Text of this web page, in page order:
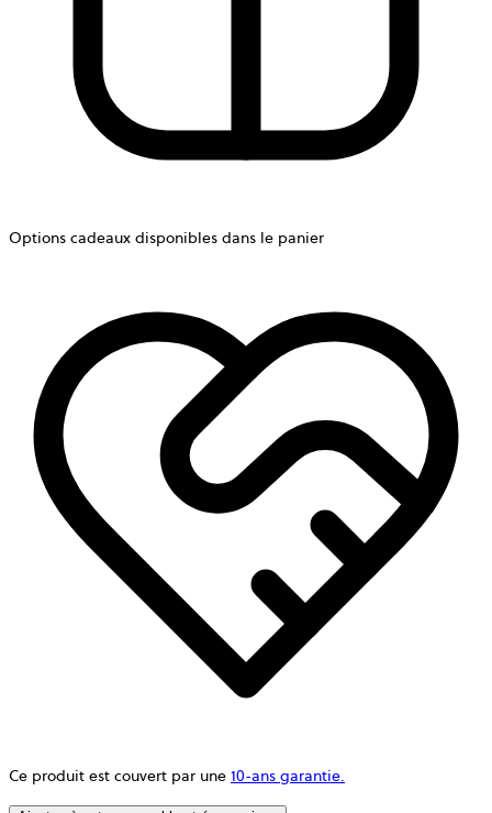
Options cadeaux disponibles dans le panier
Ce produit est couvert par une 10-ans garantie.